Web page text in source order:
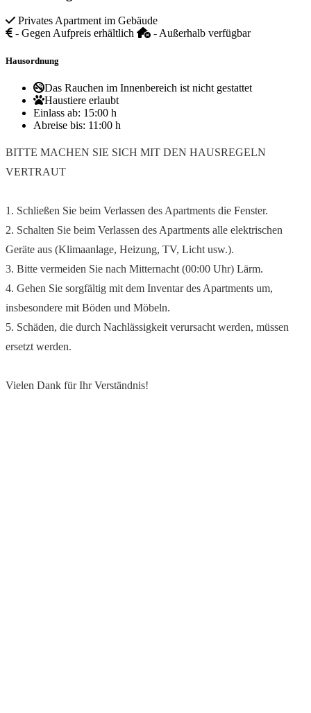
Privates Apartment im Gebäude
- Gegen Aufpreis erhältlich
- Außerhalb verfügbar
Hausordnung
Das Rauchen im Innenbereich ist nicht gestattet
Haustiere erlaubt
Einlass ab: 15:00 h
Abreise bis: 11:00 h
BITTE MACHEN SIE SICH MIT DEN HAUSREGELN
VERTRAUT
1. Schließen Sie beim Verlassen des Apartments die Fenster.
2. Schalten Sie beim Verlassen des Apartments alle elektrischen
Geräte aus (Klimaanlage, Heizung, TV, Licht usw.).
3. Bitte vermeiden Sie nach Mitternacht (00:00 Uhr) Lärm.
4. Gehen Sie sorgfältig mit dem Inventar des Apartments um,
insbesondere mit Böden und Möbeln.
5. Schäden, die durch Nachlässigkeit verursacht werden, müssen
ersetzt werden.
Vielen Dank für Ihr Verständnis!